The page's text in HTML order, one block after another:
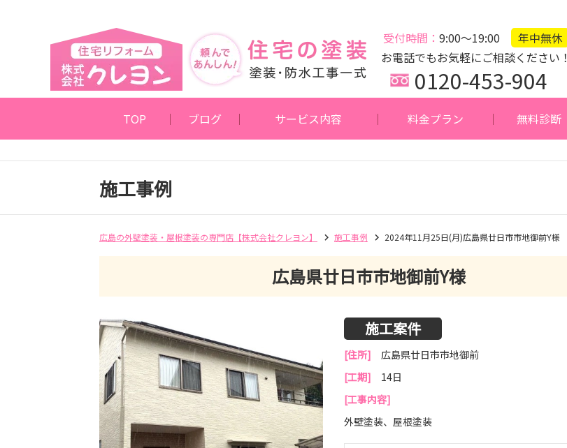
受付時間： 9:00～19:00
年中無休
お電話でもお気軽にご相談ください！
0120-453-904
TOP ブログ サービス内容 料金プラン 無料診断
施工事例
広島の外壁塗装・屋根塗装の専門店【株式会社クレヨン】 施工事例 2024年11月25日(月)広島県廿日市市地御前Y様
広島県廿日市市地御前Y様
施工案件
[住所]
広島県廿日市市地御前
[工期]
14日
[工事内容]
外壁塗装、屋根塗装